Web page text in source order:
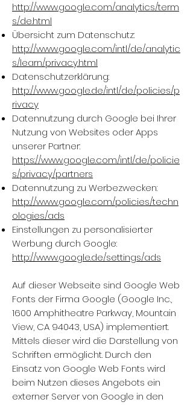
http://www.google.com/analytics/term
s/de.html
Übersicht zum Datenschutz:
http://www.google.com/intl/de/analytic
s/learn/privacy.html
Datenschutzerklärung:
http://www.google.de/intl/de/policies/p
rivacy
Datennutzung durch Google bei Ihrer
Nutzung von Websites oder Apps
unserer Partner:
https://www.google.com/intl/de/policie
s/privacy/partners
Datennutzung zu Werbezwecken:
http://www.google.com/policies/techn
ologies/ads
Einstellungen zu personalisierter
Werbung durch Google:
http://www.google.de/settings/ads
Auf dieser Webseite sind Google Web
Fonts der Firma Google (Google Inc.,
1600 Amphitheatre Parkway, Mountain
View, CA 94043, USA) implementiert.
Mittels dieser wird die Darstellung von
Schriften ermöglicht. Durch den
Einsatz von Google Web Fonts wird
beim Nutzen dieses Angebots ein
externer Server von Google in den